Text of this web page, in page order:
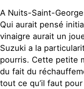
A Nuits-Saint-
Qui aurait pensé
vinaigre aurait un
Suzuki a la
pourris. Cette petite
du fait du
tout ce qu’il faut